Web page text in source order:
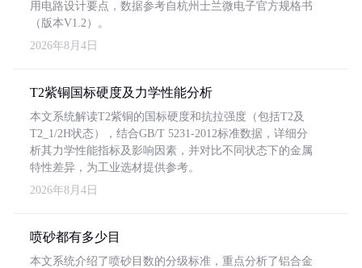
用电路设计要点，数据参考自杭州士兰微电子官方规格书
（版本V1.2）。
2026年8月4日
T2紫铜国标硬度及力学性能分析
本文系统解读T2紫铜的国标硬度和抗拉强度（包括T2及
T2_1/2H状态），结合GB/T 5231-2012标准数据，详细分
析其力学性能指标及影响因素，并对比不同状态下的金属
特性差异，为工业选材提供参考。
2026年8月4日
喷砂都有多少目
本文系统介绍了喷砂目数的分级标准，重点分析了铝合金